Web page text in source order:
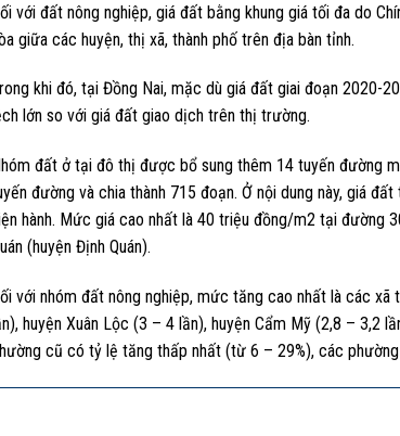
với đất nông nghiệp, giá đất bằng khung giá tối đa do
giữa các huyện, thị xã, thành phố trên địa bàn tỉnh.
khi đó, tại Đồng Nai, mặc dù giá đất giai đoạn 2020-
lớn so với giá đất giao dịch trên thị trường.
đất ở tại đô thị được bổ sung thêm 14 tuyến đường
đường và chia thành 715 đoạn. Ở nội dung này, giá
hành. Mức giá cao nhất là 40 triệu đồng/m2 tại đường
(huyện Định Quán).
với nhóm đất nông nghiệp, mức tăng cao nhất là các xã
huyện Xuân Lộc (3 – 4 lần), huyện Cẩm Mỹ (2,8 – 3,2
cũ có tỷ lệ tăng thấp nhất (từ 6 – 29%), các